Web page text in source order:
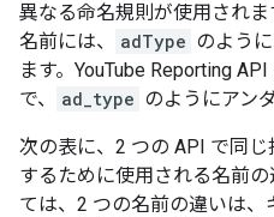
異なる命名規則が使用されま
名前には、
adType のよう
ます。YouTube Reporting
で、
ad_type のようにアン
次の表に、2 つの API で同
するために使用される名前
ては、2 つの名前の違いは、